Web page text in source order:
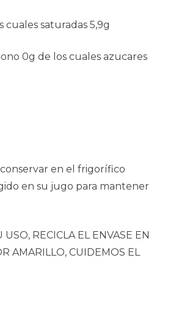
cuales saturadas 5,9g
0g de los cuales azucares
en el frigorífico
en su jugo para mantener
USO, RECICLA EL ENVASE EN
AMARILLO, CUIDEMOS EL